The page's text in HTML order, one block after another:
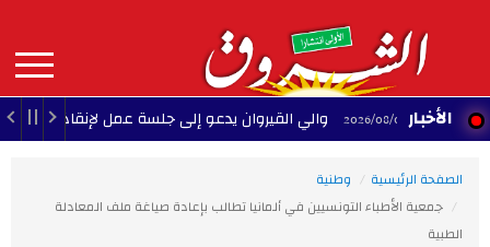
contenu
principal
MAIN
NAVIGATION الأخبار والي القيروان يدعو إلى جلسة عمل لإنقاذ الشبيبة 08/08
الصفحة الرئيسية
وطنية
جمعية الأطباء التونسيين في ألمانيا تطالب بإعادة صياغة ملف المعادلة
الطبية